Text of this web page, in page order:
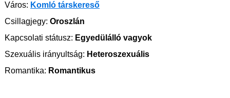
Város: Komló társkereső
Csillagjegy: Oroszlán
Kapcsolati státusz: Egyedülálló vagyok
Szexuális irányultság: Heteroszexuális
Romantika: Romantikus